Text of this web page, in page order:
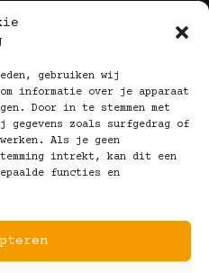
gebruiken wij
informatie over je apparaat
Door in te stemmen met
gegevens zoals surfgedrag of
Als je geen
intrekt, kan dit een
functies en
Koot Brillen